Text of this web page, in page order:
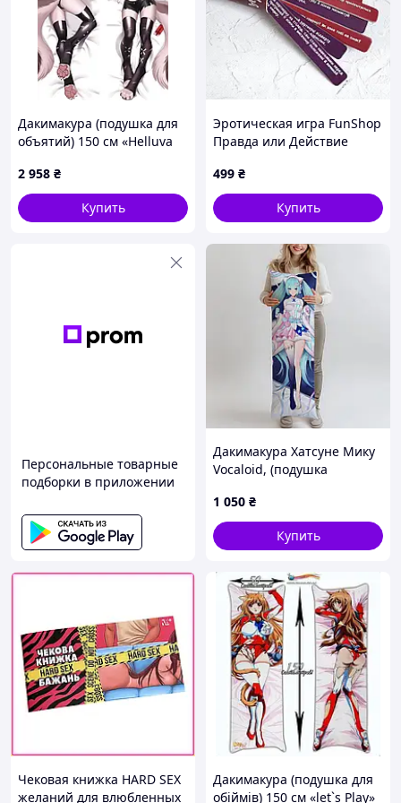
Дакимакура (подушка для
объятий) 150 см «Helluva
2 958 ₴
Купить
Эротическая игра FunShop
Правда или Действие
2025
499 ₴
Купить
Персональные товарные
подборки в приложении
Дакимакура Хатсуне Мику
Vocaloid, (подушка
лутшая с быстрой
доставкой по Украине
1 050 ₴
Купить
Чековая книжка HARD SEX
желаний для влюбленных
Дакимакура (подушка для
обіймів) 150 см «let`s Play»